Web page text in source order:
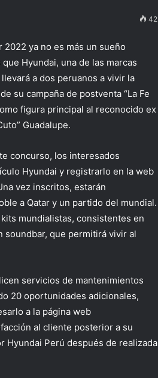
42
ya no es más un sueño
Hyundai, una de las marcas
a dos peruanos a vivir la
su campaña de postventa “La Fe
figura principal al reconocido ex
Guadalupe.
concurso, los interesados
Hyundai y registrarlo en la web
vez inscritos, estarán
a Qatar y un partido del mundial.
mundialistas, consistentes en
soundbar, que permitirá vivir al
servicios de mantenimientos
20 oportunidades adicionales,
a la página web
al cliente posterior a su
Hyundai Perú después de realizada